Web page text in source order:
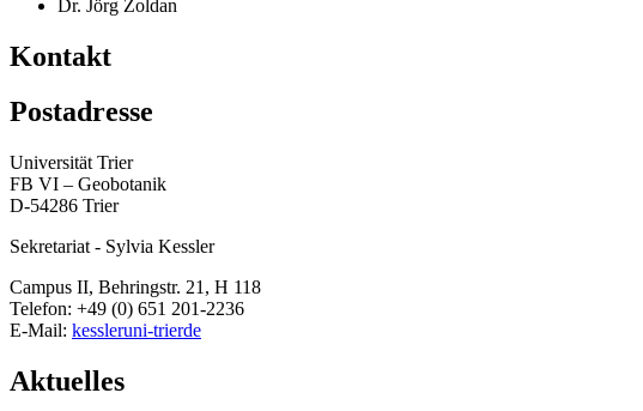
Dr. Jörg Zoldan
Kontakt
Postadresse
Universität Trier
FB VI – Geobotanik
D-54286 Trier
Sekretariat - Sylvia Kessler
Campus II, Behringstr. 21, H 118
Telefon: +49 (0) 651 201-2236
E-Mail: kessleruni-trierde
Aktuelles